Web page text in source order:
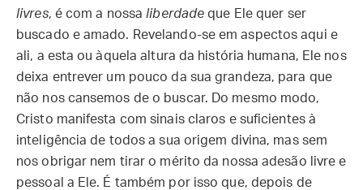
livres, é com a nossaliberdade que Ele quer ser
buscado e amado. Revelando-se em aspectos aqui e
ali, a esta ou àquela altura da história humana, Ele nos
deixa entrever um pouco da sua grandeza, para que
não nos cansemos de o buscar. Do mesmo modo,
Cristo manifesta com sinais claros e suficientes à
inteligência de todos a sua origem divina, mas sem
nos obrigar nem tirar o mérito da nossa adesão livre e
pessoal a Ele. É também por isso que, depois de